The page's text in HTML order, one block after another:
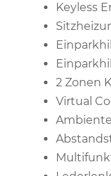
Keyless
2 Zonen
Virtual